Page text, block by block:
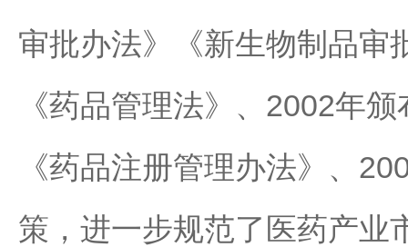
审批办法》《新生物制品审
《药品管理法》、2002年
《药品注册管理办法》、
策，进一步规范了医药产业